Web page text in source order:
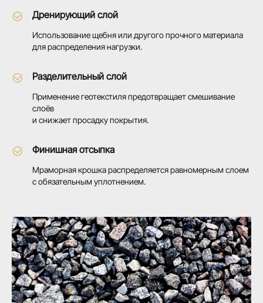
Дренирующий слой
Использование щебня или другого прочного материала
для распределения нагрузки.
Разделительный слой
Применение геотекстиля предотвращает смешивание
слоёв
и снижает просадку покрытия.
Финишная отсыпка
Мраморная крошка распределяется равномерным слоем
с обязательным уплотнением.